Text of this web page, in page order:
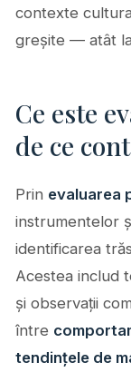
contexte
greșite — atât
Ce este
de ce
Prin evaluarea
instrumentelor
identificarea
Acestea includ
și observații
între
tendințele de